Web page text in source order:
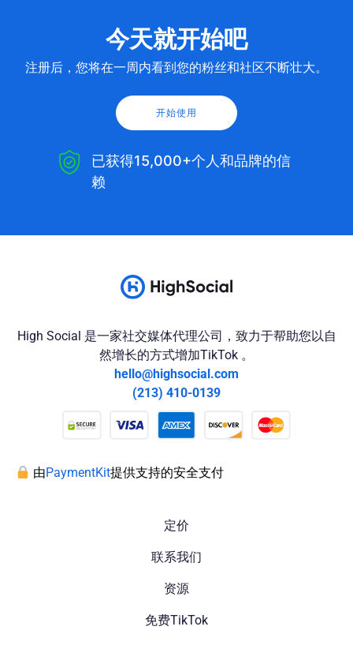
今天就开始吧
注册后，您将在一周内看到您的粉丝和社区不断壮大。
开始使用
已获得15,000+个人和品牌的信
赖
High Social 是一家社交媒体代理公司，致力于帮助您以自
然增长的方式增加TikTok 。
hello@highsocial.com
(213) 410-0139
由PaymentKit提供支持的安全支付
定价
联系我们
资源
免费TikTok